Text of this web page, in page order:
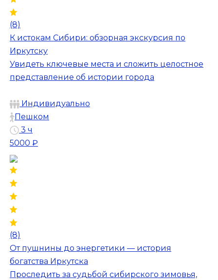
(8)
К истокам Сибири: обзорная экскурсия по
Иркутску
Увидеть ключевые места и сложить целостное
представление об истории города
Индивидуально
Пешком
3 ч
5000 ₽
(8)
От пушнины до энергетики — история
богатства Иркутска
Проследить за судьбой сибирского зимовья,